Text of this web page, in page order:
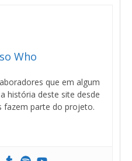
Who
que em algum
história deste site desde
fazem parte do projeto.